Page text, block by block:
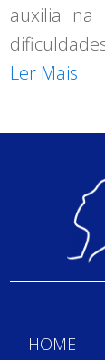
auxilia na
Ler Mais
HOME